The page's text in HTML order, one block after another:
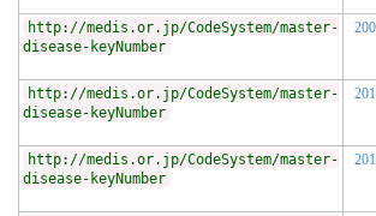
http://medis.or.jp/CodeSystem/master-
disease-keyNumber
http://medis.or.jp/CodeSystem/master-
disease-keyNumber
http://medis.or.jp/CodeSystem/master-
disease-keyNumber